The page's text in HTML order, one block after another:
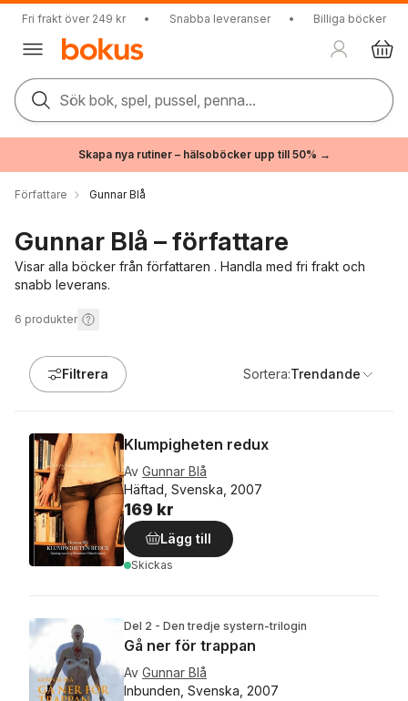
Fri frakt över 249 kr • Snabba leveranser • Billiga böcker
Sök bok, spel, pussel, penna...
Skapa nya rutiner – hälsoböcker upp till 50% →
Författare Gunnar Blå
Gunnar Blå – författare
Visar alla böcker från författaren . Handla med fri frakt och
snabb leverans.
6 produkter
Filtrera Sortera:Trendande
Klumpigheten redux
Av Gunnar Blå
Häftad, Svenska, 2007
169 kr
Lägg till
Skickas
Del 2 - Den tredje systern-trilogin
Gå ner för trappan
Av Gunnar Blå
Inbunden, Svenska, 2007